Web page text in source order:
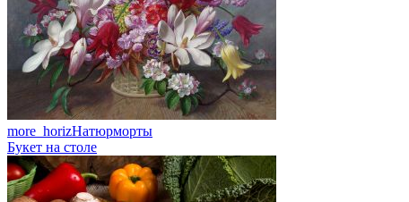
more_horizНатюрморты
Букет на столе